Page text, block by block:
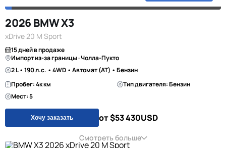
2026 BMW X3
xDrive 20 M Sport
15 дней в продаже
Импорт из-за границы · Чолла-Пукто
2 L • 190 л.с. • 4WD • Автомат (AT) • Бензин
Пробег: 4к км
Тип двигателя: Бензин
Мест: 5
Хочу заказать от $53 430USD
Смотреть больше